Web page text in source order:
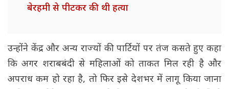
बेरहमी से पीटकर की थी हत्या
उन्होंने केंद्र और अन्य राज्यों की पार्टियों पर तंज कसते हुए कहा
कि अगर शराबबंदी से महिलाओं को ताकत मिल रही है और
अपराध कम हो रहा है, तो फिर इसे देशभर में लागू किया जाना